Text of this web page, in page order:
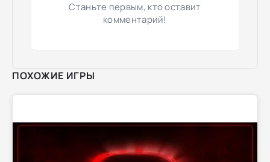
Станьте первым, кто оставит
комментарий!
ПОХОЖИЕ ИГРЫ